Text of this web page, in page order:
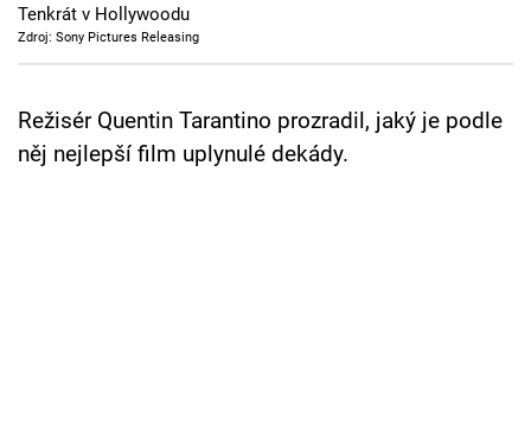
TV Program
Přihlášení
Tenkrát v Hollywoodu
Zdroj: Sony Pictures Releasing
Režisér Quentin Tarantino prozradil, jaký je podle
něj nejlepší film uplynulé dekády.